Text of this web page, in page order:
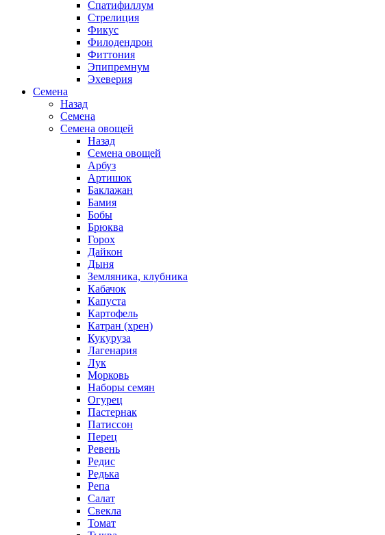
Спатифиллум
Стрелиция
Фикус
Филодендрон
Фиттония
Эпипремнум
Эхеверия
Семена
Назад
Семена
Семена овощей
Назад
Семена овощей
Арбуз
Артишок
Баклажан
Бамия
Бобы
Брюква
Горох
Дайкон
Дыня
Земляника, клубника
Кабачок
Капуста
Картофель
Катран (хрен)
Кукуруза
Лагенария
Лук
Морковь
Наборы семян
Огурец
Пастернак
Патиссон
Перец
Ревень
Редис
Редька
Репа
Салат
Свекла
Томат